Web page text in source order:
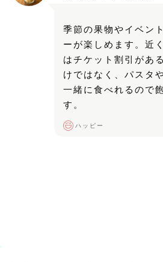
季節の果物やイベン
ーが楽しめます。近
はチケット割引があ
けではなく、パスタ
一緒に食べれるので
す。
ハッピー